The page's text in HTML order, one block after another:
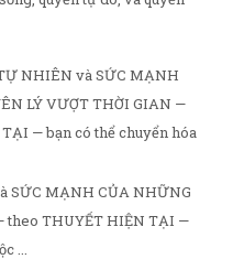
NHIÊN và SỨC MẠNH
LÝ VƯỢT THỜI GIAN —
— bạn có thể chuyển hóa
SỨC MẠNH CỦA NHỮNG
theo THUYẾT HIỆN TẠI —
...